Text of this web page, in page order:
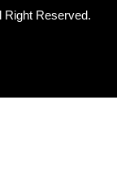
Right Reserved.